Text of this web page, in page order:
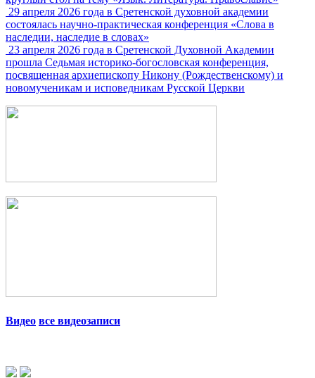
29 апреля 2026 года в Сретенской духовной академии
состоялась научно-практическая конференция «Слова в
наследии, наследие в словах»
23 апреля 2026 года в Сретенской Духовной Академии
прошла Седьмая историко-богословская конференция,
посвященная архиепископу Никону (Рождественскому) и
новомученикам и исповедникам Русской Церкви
Видео все видеозаписи